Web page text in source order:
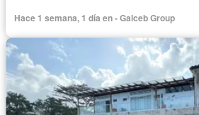
Hace 1 semana, 1 día en - Galceb Group